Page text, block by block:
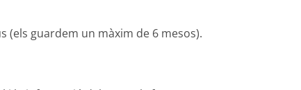
(els guardem un màxim de 6 mesos).